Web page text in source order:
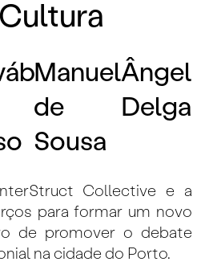
Manuel
de
Sousa
Collective e a
para formar um novo
de promover o debate
na cidade do Porto.